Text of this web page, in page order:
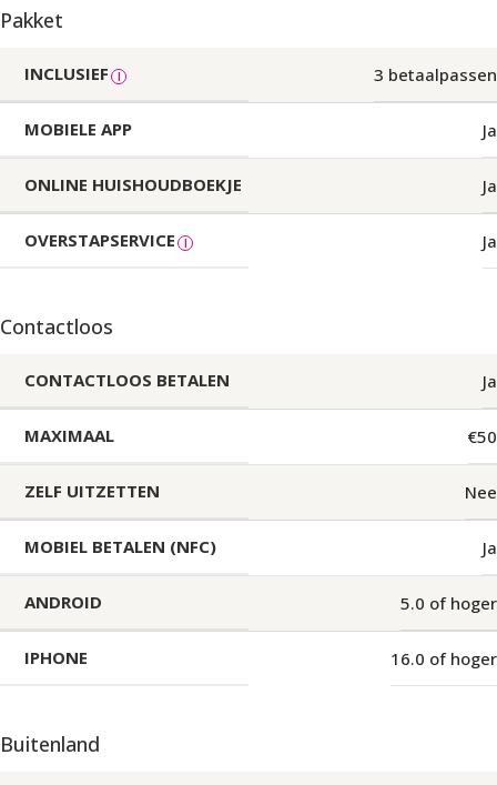
Pakket
INCLUSIEF 3 betaalpassen
MOBIELE APP Ja
ONLINE HUISHOUDBOEKJE Ja
OVERSTAPSERVICE Ja
Contactloos
CONTACTLOOS BETALEN Ja
MAXIMAAL €50
ZELF UITZETTEN Nee
MOBIEL BETALEN (NFC) Ja
ANDROID 5.0 of hoger
IPHONE 16.0 of hoger
Buitenland